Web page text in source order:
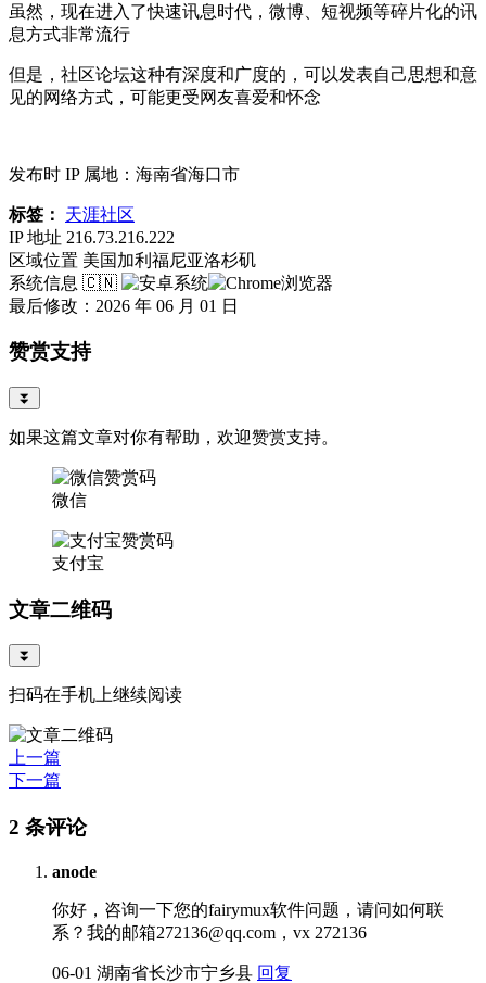
虽然，现在进入了快速讯息时代，微博、短视频等碎片化的讯
息方式非常流行
但是，社区论坛这种有深度和广度的，可以发表自己思想和意
见的网络方式，可能更受网友喜爱和怀念
发布时 IP 属地：海南省海口市
标签：
天涯社区
IP 地址 216.73.216.222
区域位置 美国加利福尼亚洛杉矶
系统信息 🇨🇳
最后修改：2026 年 06 月 01 日
赞赏支持
⏬
如果这篇文章对你有帮助，欢迎赞赏支持。
微信
支付宝
文章二维码
⏬
扫码在手机上继续阅读
上一篇
下一篇
2 条评论
anode
你好，咨询一下您的fairymux软件问题，请问如何联
系？我的邮箱272136@qq.com，vx 272136
06-01 湖南省长沙市宁乡县 回复